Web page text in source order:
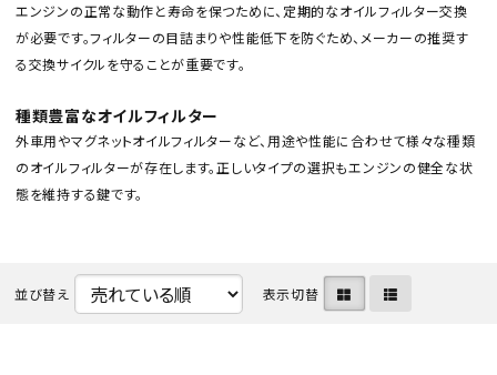
メーカーから選ぶ
ガレージ機器
エンジンの正常な動作と寿命を保つために、定期的なオイルフィルター交換
が必要です。フィルターの目詰まりや性能低下を防ぐため、メーカーの推奨す
る交換サイクルを守ることが重要です。
種類豊富なオイルフィルター
外車用やマグネットオイルフィルターなど、用途や性能に合わせて様々な種類
のオイルフィルターが存在します。正しいタイプの選択もエンジンの健全な状
態を維持する鍵です。
並び替え 表示切替